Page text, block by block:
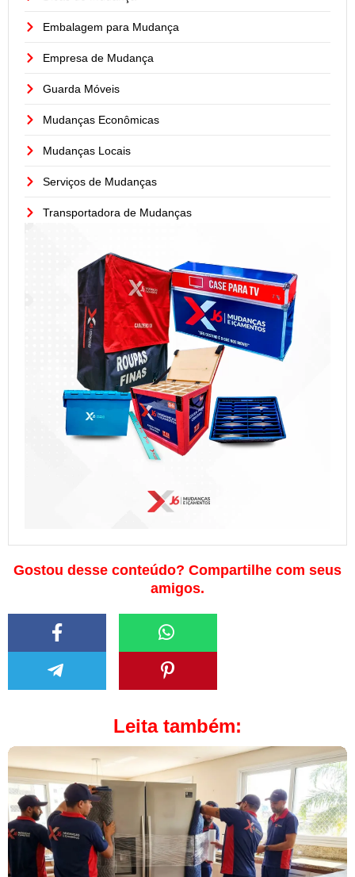
Embalagem para Mudança
Empresa de Mudança
Guarda Móveis
Mudanças Econômicas
Mudanças Locais
Serviços de Mudanças
Transportadora de Mudanças
Gostou desse conteúdo? Compartilhe com seus
amigos.
Leita também: